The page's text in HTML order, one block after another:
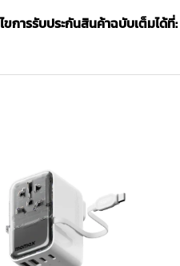
ขการรับประกันสินค้าฉบับเต็มได้ที่: